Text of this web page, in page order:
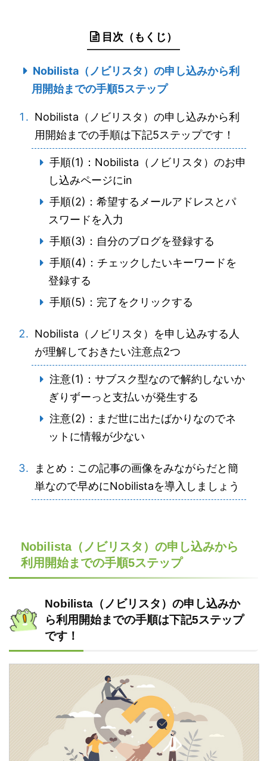
目次（もくじ）
Nobilista（ノビリスタ）の申し込みから利
用開始までの手順5ステップ
Nobilista（ノビリスタ）の申し込みから利
用開始までの手順は下記5ステップです！
手順(1)：Nobilista（ノビリスタ）のお申
し込みページにin
手順(2)：希望するメールアドレスとパ
スワードを入力
手順(3)：自分のブログを登録する
手順(4)：チェックしたいキーワードを
登録する
手順(5)：完了をクリックする
Nobilista（ノビリスタ）を申し込みする人
が理解しておきたい注意点2つ
注意(1)：サブスク型なので解約しないか
ぎりずーっと支払いが発生する
注意(2)：まだ世に出たばかりなのでネ
ットに情報が少ない
まとめ：この記事の画像をみながらだと簡
単なので早めにNobilistaを導入しましょう
Nobilista（ノビリスタ）の申し込みから
利用開始までの手順5ステップ
Nobilista（ノビリスタ）の申し込みか
ら利用開始までの手順は下記5ステップ
です！